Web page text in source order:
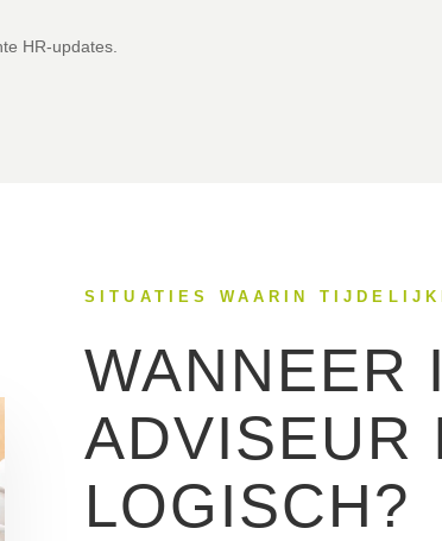
HR-updates.
SITUATIES WAARIN
WANNEER
ADVISEUR
LOGISCH?